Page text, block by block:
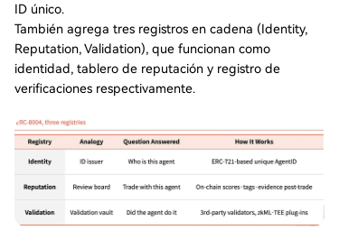
ID único.
También agrega tres registros en cadena (Identity,
Reputation, Validation), que funcionan como
identidad, tablero de reputación y registro de
verificaciones respectivamente.